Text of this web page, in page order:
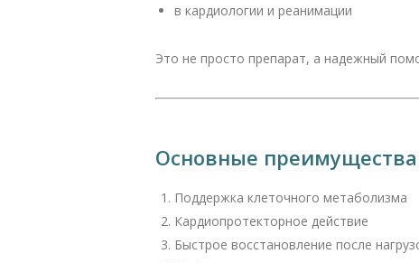
в кардиологии и реанимации
Это не просто препарат, а надежный
Основные преимущества
Поддержка клеточного метаболизма
Кардиопротекторное действие
Быстрое восстановление после